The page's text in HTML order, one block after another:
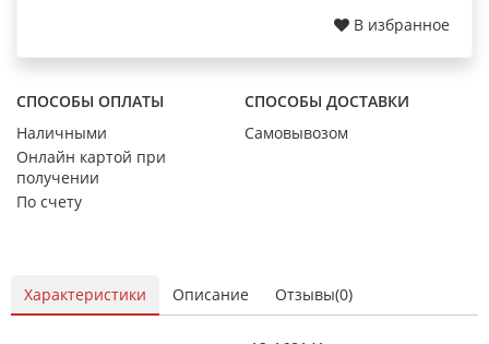
В избранное
СПОСОБЫ ОПЛАТЫ
Наличными
Онлайн картой при
получении
По счету
СПОСОБЫ ДОСТАВКИ
Самовывозом
Характеристики Описание Отзывы(0)